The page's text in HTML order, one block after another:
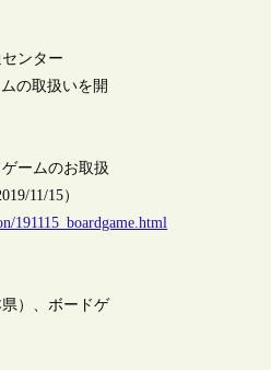
ンター
の取扱いを開
ームのお取扱
11/15）
191115_boardgame.html
）、ボードゲ